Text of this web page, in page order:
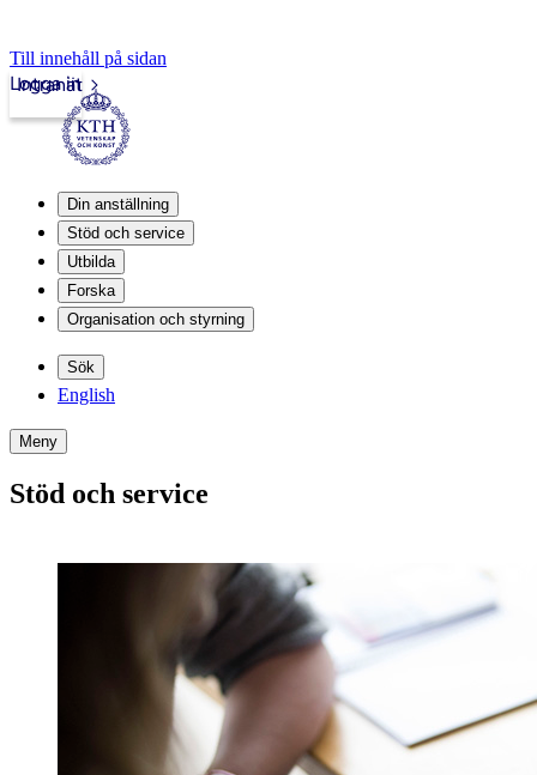
Till innehåll på sidan
Intranät
Logga in
Din anställning
Stöd och service
Utbilda
Forska
Organisation och styrning
Sök
English
Meny
Stöd och service